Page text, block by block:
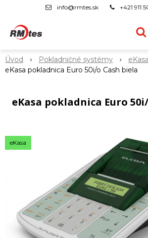
info@rmtes.sk +421 911
Úvod Pokladničné systémy
eKasa pokladnica Euro 50i/o Cash biela
eKasa pokladnica Euro
eKasa